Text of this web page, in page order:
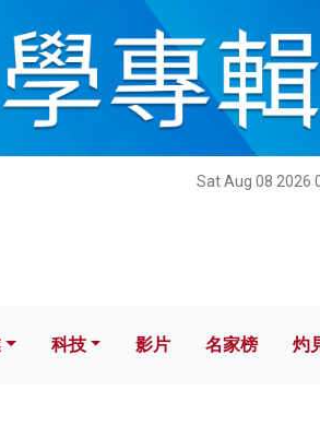
Sat Aug 08 2026
科技 影片 名家榜
科技 影片 名家榜 灼